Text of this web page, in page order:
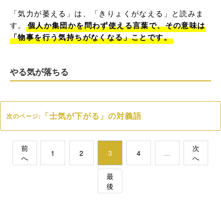
「気力が萎える」は、「きりょくがなえる」と読みま
す。
個人か集団かを問わず使える言葉で、その意味は
「物事を行う気持ちがなくなる」ことです。
やる気が落ちる
次のページ: 「士気が下がる」の対義語
前
へ
1 2 3 4 ...
次
へ
最
後